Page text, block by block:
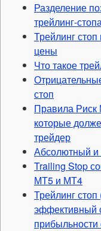
Разделение
трейлинг-
Трейлинг
цены
Что такое
стоп
Правила
которые
трейдер
Абсолютный и
Trailing Stop
МТ5 и МТ4
Трейлинг
эффективный